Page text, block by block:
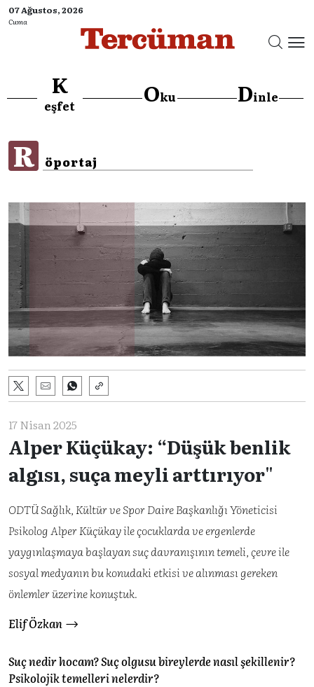
07 Ağustos, 2026
Cuma
K
eşfet Oku Dinle
R öportaj
17 Nisan 2025
Alper Küçükay: “Düşük benlik
algısı, suça meyli arttırıyor"
ODTÜ Sağlık, Kültür ve Spor Daire Başkanlığı Yöneticisi
Psikolog Alper Küçükay ile çocuklarda ve ergenlerde
yaygınlaşmaya başlayan suç davranışının temeli, çevre ile
sosyal medyanın bu konudaki etkisi ve alınması gereken
önlemler üzerine konuştuk.
Elif Özkan
Suç nedir hocam? Suç olgusu bireylerde nasıl şekillenir?
Psikolojik temelleri nelerdir?